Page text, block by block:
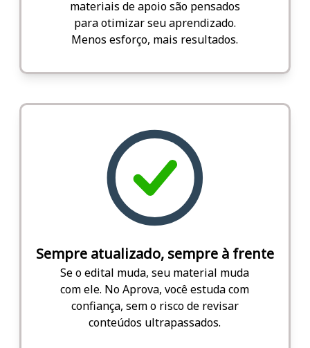
materiais de apoio são pensados
para otimizar seu aprendizado.
Menos esforço, mais resultados.
Sempre atualizado, sempre à frente
Se o edital muda, seu material muda
com ele. No Aprova, você estuda com
confiança, sem o risco de revisar
conteúdos ultrapassados.